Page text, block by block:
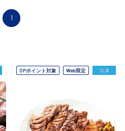
1
OPポイント対象 Web限定 冷凍